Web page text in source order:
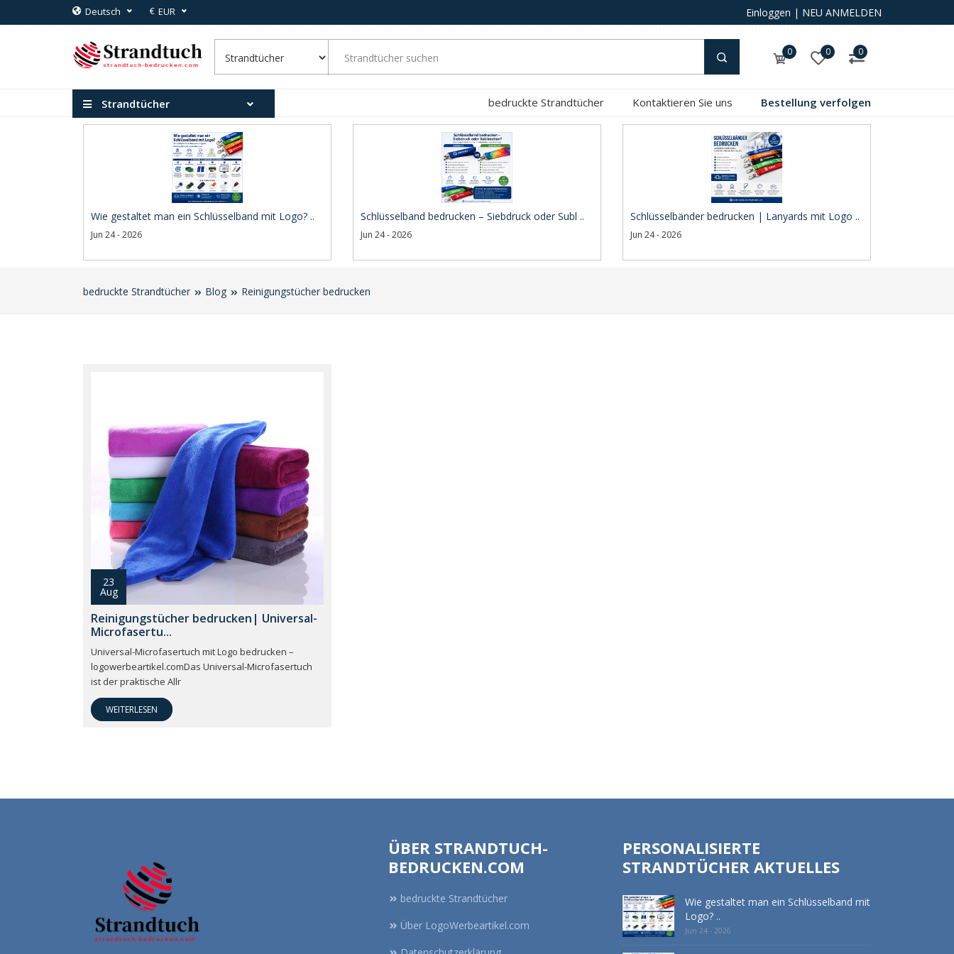
Deutsch € EUR Einloggen | NEU ANMELDEN
0 0 0
Strandtücher bedruckte Strandtücher Kontaktieren Sie uns Bestellung verfolgen
Wie gestaltet man ein Schlüsselband mit Logo? ..
Jun 24 - 2026
Schlüsselband bedrucken – Siebdruck oder Subl ..
Jun 24 - 2026
Schlüsselbänder bedrucken | Lanyards mit Logo ..
Jun 24 - 2026
bedruckte Strandtücher Blog Reinigungstücher bedrucken
23
Aug
Reinigungstücher bedrucken| Universal-
Microfasertu...
Universal-Microfasertuch mit Logo bedrucken –
logowerbeartikel.comDas Universal-Microfasertuch
ist der praktische Allr
WEITERLESEN
ÜBER STRANDTUCH-
BEDRUCKEN.COM
bedruckte Strandtücher
Über LogoWerbeartikel.com
PERSONALISIERTE
STRANDTÜCHER AKTUELLES
Wie gestaltet man ein Schlüsselband mit
Logo? ..
Jun 24 - 2026